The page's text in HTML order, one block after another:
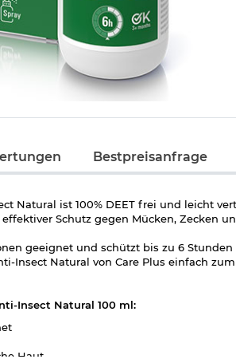
Bestpreisanfrage
Natural ist 100% DEET frei und leicht
Schutz gegen Mücken, Zecken
geeignet und schützt bis zu 6
Insect Natural von Care Plus einfach
Insect Natural 100 ml:
Haut